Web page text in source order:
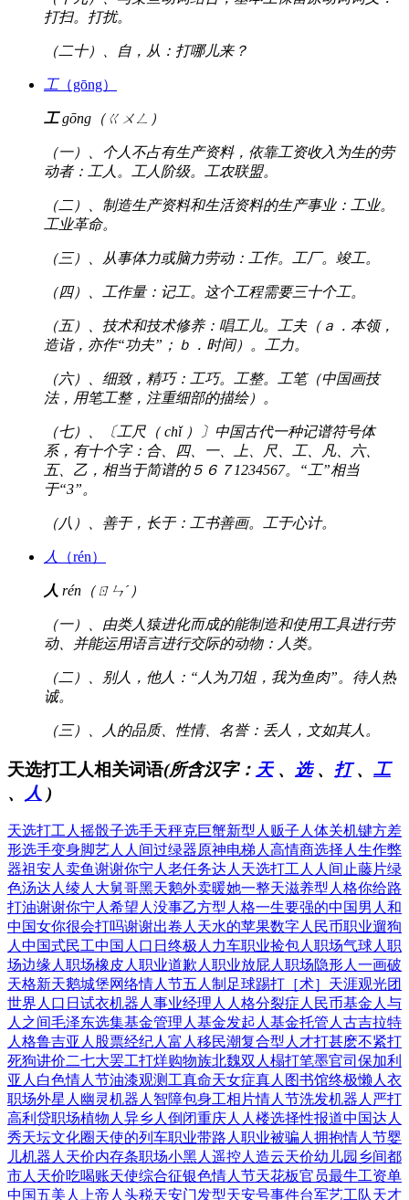
打扫。打扰。
（二十）、自，从：打哪儿来？
工（gōng）
工gōng（ㄍㄨㄥ）
（一）、个人不占有生产资料，依靠工资收入为生的劳
动者：工人。工人阶级。工农联盟。
（二）、制造生产资料和生活资料的生产事业：工业。
工业革命。
（三）、从事体力或脑力劳动：工作。工厂。竣工。
（四）、工作量：记工。这个工程需要三十个工。
（五）、技术和技术修养：唱工儿。工夫（ａ．本领，
造诣，亦作“功夫”；ｂ．时间）。工力。
（六）、细致，精巧：工巧。工整。工笔（中国画技
法，用笔工整，注重细部的描绘）。
（七）、〔工尺（ chǐ ）〕中国古代一种记谱符号体
系，有十个字：合、四、一、上、尺、工、凡、六、
五、乙，相当于简谱的５６７1234567。“工”相当
于“3”。
（八）、善于，长于：工书善画。工于心计。
人 （rén）
人 rén（ㄖㄣˊ）
（一）、由类人猿进化而成的能制造和使用工具进行劳
动、并能运用语言进行交际的动物：人类。
（二）、别人，他人：“人为刀俎，我为鱼肉”。待人热
诚。
（三）、人的品质、性情、名誉：丢人，文如其人。
天选打工人相关词语(所含汉字： 天、 选、 打、 工
、
人 )
天选打工人 摇骰子选手天秤克巨蟹新型人贩子 人体关机键方差
形选手变身脚艺人 人间过绿器原神电梯人 高情商选择 人生作弊
器祖安人卖鱼谢谢你宁人 老任务达人 天选打工人 人间止藤片绿
色汤达人 绫人大舅哥黑天鹅外卖暖她一整天滋养型人格你给路
打油谢谢你宁人 希望人没事乙方型人格一生要强的中国男人和
中国女你很会打吗谢谢出卷人 天水的苹果数字人民币职业遛狗
人 中国式民工中国人口日 终极人力车职业捡包人 职场气球人 职
场边缘人 职场橡皮人 职业道歉人 职业放屁人 职场隐形人 一画破
天格新天鹅城堡网络情人节五人制足球踢打［术］ 天涯观光团
世界人口日 试衣机器人 事业经理人 人格分裂症 人民币基金 人与
人之间毛泽东选集基金管理人 基金发起人 基金托管人 古吉拉特
人 格鲁吉亚人 股票经纪人 富人移民潮复合型人才打甚麽不紧打
死狗讲价二七大罢工打烊购物族北魏双人榻打笔墨官司 保加利
亚人 白色情人节油漆观测工真命天女症真人图书馆终极懒人衣
职场外星人 幽灵机器人 智障包身工相片情人节洗发机器人 严打
高利贷职场植物人 异乡人倒闭重庆人人楼选择性报道中国达人
秀天坛文化圈天使的列车职业带路人 职业被骗人 拥抱情人节婴
儿机器人 天价内存条职场小黑人 遥控人造云天价幼儿园 乡间都
市人 天价吃喝账天使综合征银色情人节天花板官员最牛工资单
中国五美人
上帝人头税天安门发型天安号事件台军艺工队天才